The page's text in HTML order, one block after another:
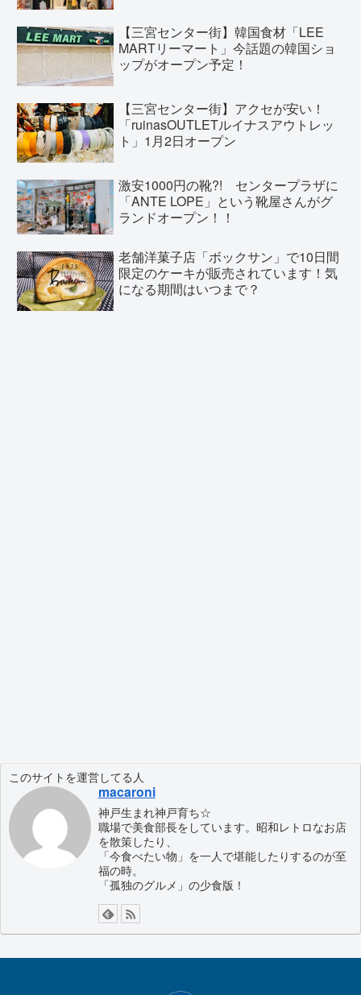
【三宮センター街】韓国食材「LEE
MARTリーマート」今話題の韓国ショ
ップがオープン予定！
【三宮センター街】アクセが安い！
「ruinasOUTLETルイナスアウトレッ
ト」1月2日オープン
激安1000円の靴?! センタープラザに
「ANTE LOPE」という靴屋さんがグ
ランドオープン！！
老舗洋菓子店「ボックサン」で10日間
限定のケーキが販売されています！気
になる期間はいつまで？
このサイトを運営してる人
macaroni
神戸生まれ神戸育ち☆
職場で美食部長をしています。昭和レトロなお店
を散策したり、
「今食べたい物」を一人で堪能したりするのが至
福の時。
「孤独のグルメ」の少食版！